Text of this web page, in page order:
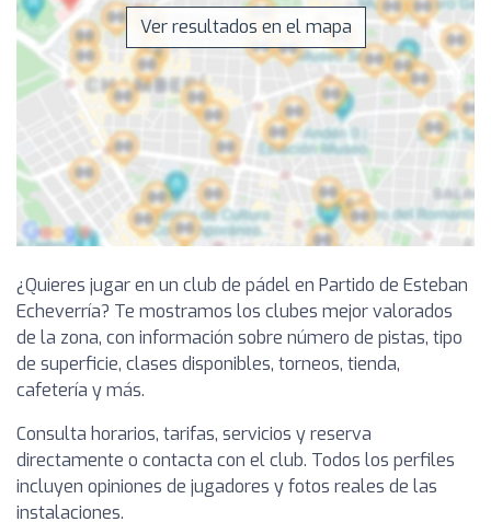
Ver resultados en el mapa
¿Quieres jugar en un club de pádel en Partido de Esteban
Echeverría? Te mostramos los clubes mejor valorados
de la zona, con información sobre número de pistas, tipo
de superficie, clases disponibles, torneos, tienda,
cafetería y más.
Consulta horarios, tarifas, servicios y reserva
directamente o contacta con el club. Todos los perfiles
incluyen opiniones de jugadores y fotos reales de las
instalaciones.